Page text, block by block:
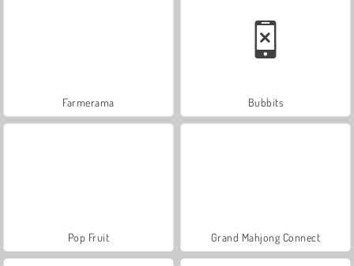
Farmerama Bubbits
Pop Fruit Grand Mahjong Connect